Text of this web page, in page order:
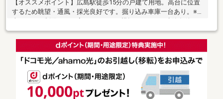
【オススメポイント】広島駅徒歩15分の戸建て用地。高台に位置
するため眺望・通風・採光良好です。掘り込み車庫一台あり。※
ざいません。ぜひ一度現地をご覧いただきたく存じます。お問い
合わせお待ちしております。